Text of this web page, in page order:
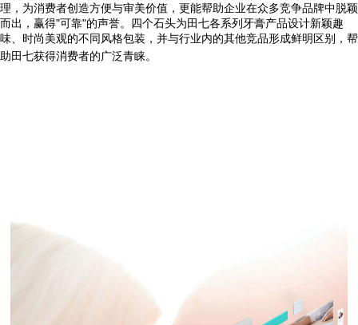
理，为消费者创造方便与审美价值，更能帮助企业在众多竞争品牌中脱颖
而出，赢得"可靠"的声誉。四个石头为田七各系列牙膏产品设计新颖趣
味、时尚美观的不同风格包装，并与行业内的其他竞品形成鲜明区别，帮
助田七获得消费者的广泛青睐。